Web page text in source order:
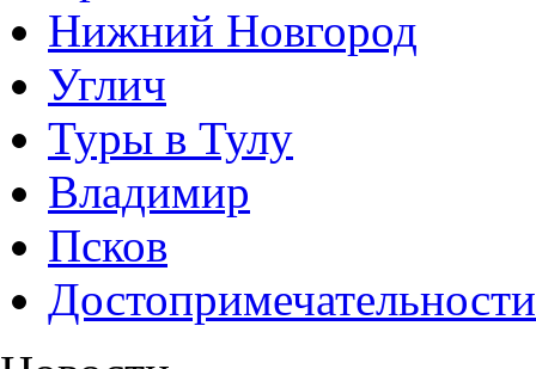
Нижний Новгород
Углич
Туры в Тулу
Владимир
Псков
Достопримечательности